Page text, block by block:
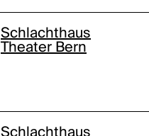
Schlachthaus
Theater Bern